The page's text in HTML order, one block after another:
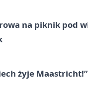
na piknik pod
żyje